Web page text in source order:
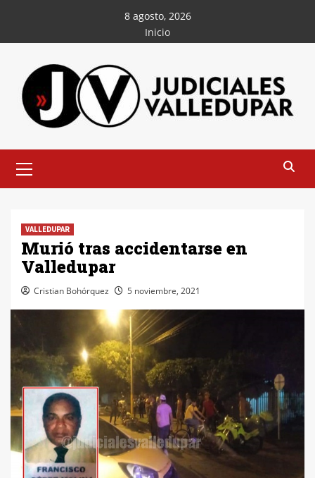
contenido
8 agosto, 2026
Inicio
principal
VALLEDUPAR
Murió tras accidentarse en
Valledupar
Cristian Bohórquez 5 noviembre, 2021